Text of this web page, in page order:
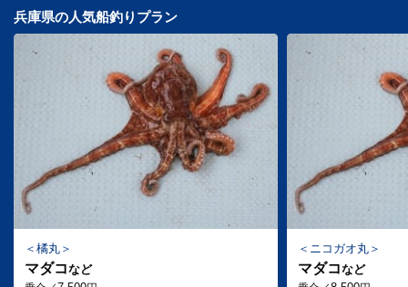
兵庫県の人気船釣りプラン
橘丸
マダコなど
ニコガオ丸
マダコなど